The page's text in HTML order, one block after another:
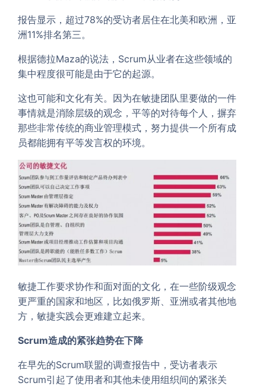
报告显示，超过78%的受访者居住在北美和欧洲，亚
洲11%排名第三。
根据德拉Maza的说法，Scrum从业者在这些领域的
集中程度很可能是由于它的起源。
这也可能和文化有关。因为在敏捷团队里要做的一件
事情就是消除层级的观念，平等的对待每个人，摒弃
那些非常传统的商业管理模式，努力提供一个所有成
员都能拥有平等发言权的环境。
敏捷工作要求协作和面对面的文化，在一些阶级观念
更严重的国家和地区，比如俄罗斯、亚洲或者其他地
方，敏捷实践会更难建立起来。
Scrum造成的紧张趋势在下降
在早先的Scrum联盟的调查报告中，受访者表示
Scrum引起了使用者和其他未使用组织间的紧张关